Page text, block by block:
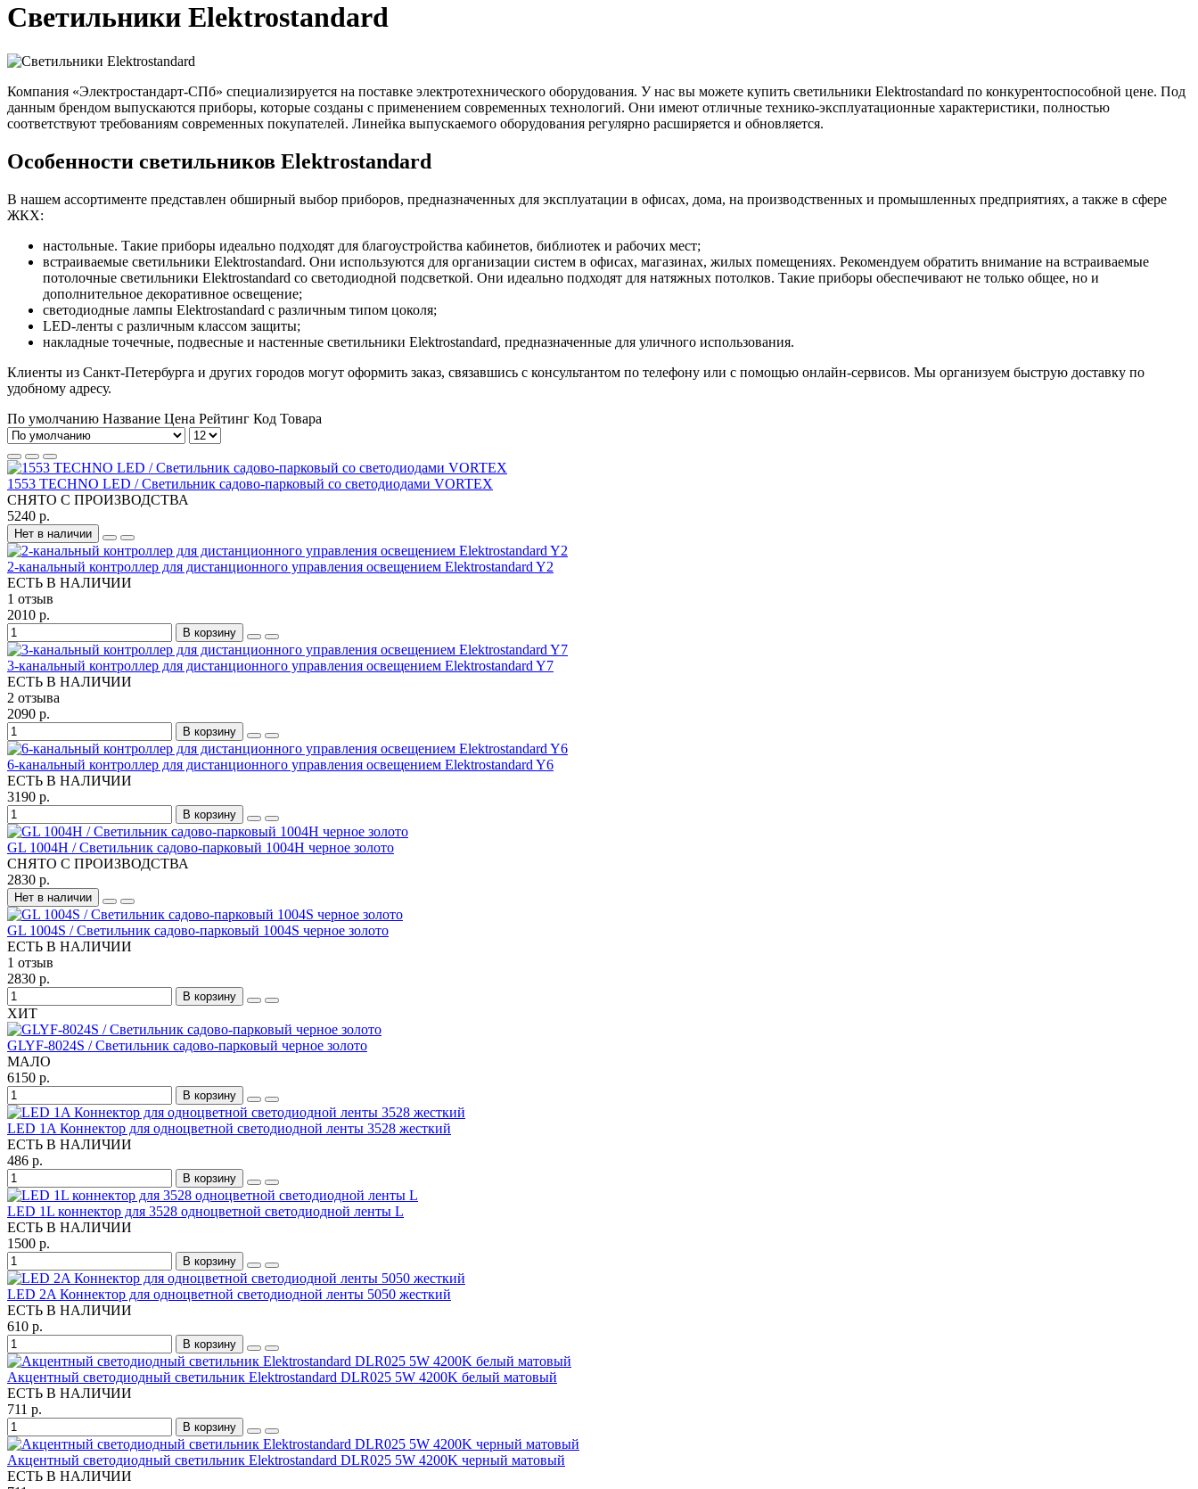
Светильники Elektrostandard
Компания «Электростандарт-СПб» специализируется на поставке электротехнического оборудования. У нас вы можете купить светильники Elektrostandard по конкурентоспособной цене. Под
данным брендом выпускаются приборы, которые созданы с применением современных технологий. Они имеют отличные технико-эксплуатационные характеристики, полностью
соответствуют требованиям современных покупателей. Линейка выпускаемого оборудования регулярно расширяется и обновляется.
Особенности светильников Elektrostandard
В нашем ассортименте представлен обширный выбор приборов, предназначенных для эксплуатации в офисах, дома, на производственных и промышленных предприятиях, а также в сфере
ЖКХ:
настольные. Такие приборы идеально подходят для благоустройства кабинетов, библиотек и рабочих мест;
встраиваемые светильники Elektrostandard. Они используются для организации систем в офисах, магазинах, жилых помещениях. Рекомендуем обратить внимание на встраиваемые
потолочные светильники Elektrostandard со светодиодной подсветкой. Они идеально подходят для натяжных потолков. Такие приборы обеспечивают не только общее, но и
дополнительное декоративное освещение;
светодиодные лампы Elektrostandard с различным типом цоколя;
LED-ленты с различным классом защиты;
накладные точечные, подвесные и настенные светильники Elektrostandard, предназначенные для уличного использования.
Клиенты из Санкт-Петербурга и других городов могут оформить заказ, связавшись с консультантом по телефону или с помощью онлайн-сервисов. Мы организуем быструю доставку по
удобному адресу.
По умолчанию Название Цена Рейтинг Код Товара
1553 TECHNO LED / Светильник садово-парковый со светодиодами VORTEX
СНЯТО С ПРОИЗВОДСТВА
5240 р.
Нет в наличии
2-канальный контроллер для дистанционного управления освещением Elektrostandard Y2
ЕСТЬ В НАЛИЧИИ
1 отзыв
2010 р.
В корзину
3-канальный контроллер для дистанционного управления освещением Elektrostandard Y7
ЕСТЬ В НАЛИЧИИ
2 отзыва
2090 р.
В корзину
6-канальный контроллер для дистанционного управления освещением Elektrostandard Y6
ЕСТЬ В НАЛИЧИИ
3190 р.
В корзину
GL 1004H / Светильник садово-парковый 1004H черное золото
СНЯТО С ПРОИЗВОДСТВА
2830 р.
Нет в наличии
GL 1004S / Светильник садово-парковый 1004S черное золото
ЕСТЬ В НАЛИЧИИ
1 отзыв
2830 р.
В корзину
ХИТ
GLYF-8024S / Светильник садово-парковый черное золото
МАЛО
6150 р.
В корзину
LED 1A Коннектор для одноцветной светодиодной ленты 3528 жесткий
ЕСТЬ В НАЛИЧИИ
486 р.
В корзину
LED 1L коннектор для 3528 одноцветной светодиодной ленты L
ЕСТЬ В НАЛИЧИИ
1500 р.
В корзину
LED 2A Коннектор для одноцветной светодиодной ленты 5050 жесткий
ЕСТЬ В НАЛИЧИИ
610 р.
В корзину
Акцентный светодиодный светильник Elektrostandard DLR025 5W 4200K белый матовый
ЕСТЬ В НАЛИЧИИ
711 р.
В корзину
Акцентный светодиодный светильник Elektrostandard DLR025 5W 4200K черный матовый
ЕСТЬ В НАЛИЧИИ